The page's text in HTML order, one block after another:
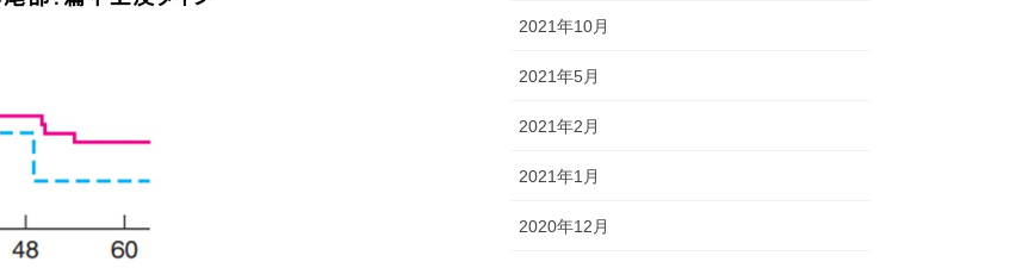
2021年10月
2021年5月
2021年2月
2021年1月
2020年12月